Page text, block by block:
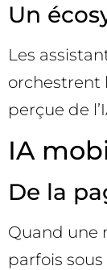
Un
Les
orchestrent
perçue de
IA
De la
Quand une
parfois